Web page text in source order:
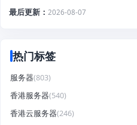
最后更新
2026-08-07
热门标签
服务器(803)
香港服务器(540)
香港云服务器(246)